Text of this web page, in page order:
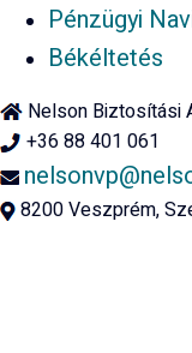
Pénzügyi
Békéltetés
Nelson Biztosítási
+36 88 401 061
8200 Veszprém,